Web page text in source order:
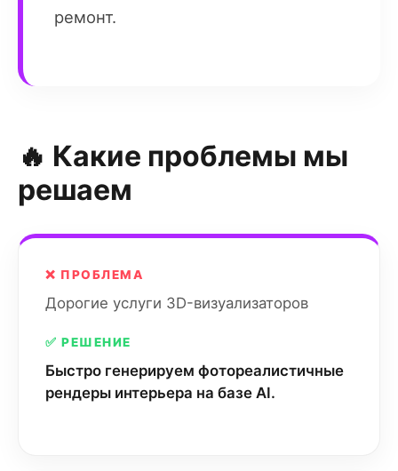
ремонт.
🔥 Какие проблемы мы
решаем
❌ ПРОБЛЕМА
Дорогие услуги 3D-визуализаторов
✅ РЕШЕНИЕ
Быстро генерируем фотореалистичные
рендеры интерьера на базе AI.